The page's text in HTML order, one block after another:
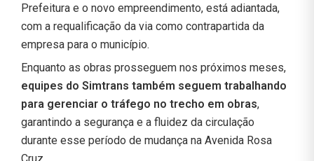
Prefeitura e o novo empreendimento, está adiantada,
com a requalificação da via como contrapartida da
empresa para o município.
Enquanto as obras prosseguem nos próximos meses,
equipes do Simtrans também seguem trabalhando
para gerenciar o tráfego no trecho em obras,
garantindo a segurança e a fluidez da circulação
durante esse período de mudança na Avenida Rosa